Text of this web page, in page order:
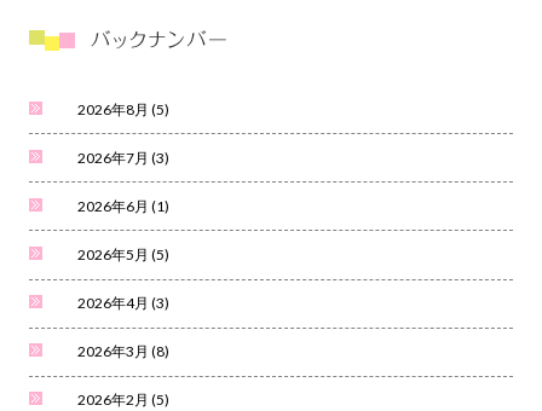
2026年8月 (5)
2026年7月 (3)
2026年6月 (1)
2026年5月 (5)
2026年4月 (3)
2026年3月 (8)
2026年2月 (5)